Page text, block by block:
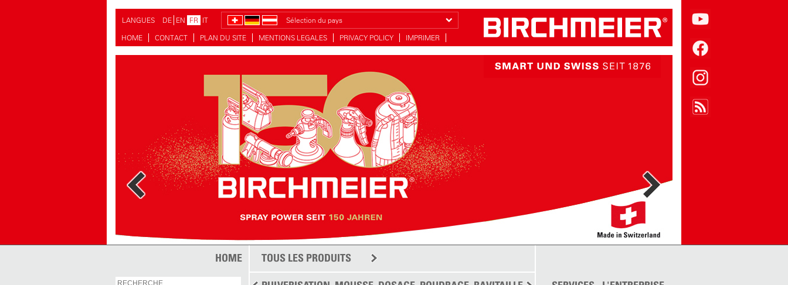
LANGUES DE EN FR IT
Sélection du pays
HOME
CONTACT PLAN DU SITE MENTIONS LEGALES PRIVACY POLICY IMPRIMER
HOME TOUS LES PRODUITS